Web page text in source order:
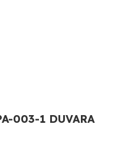
003-1 DUVARA